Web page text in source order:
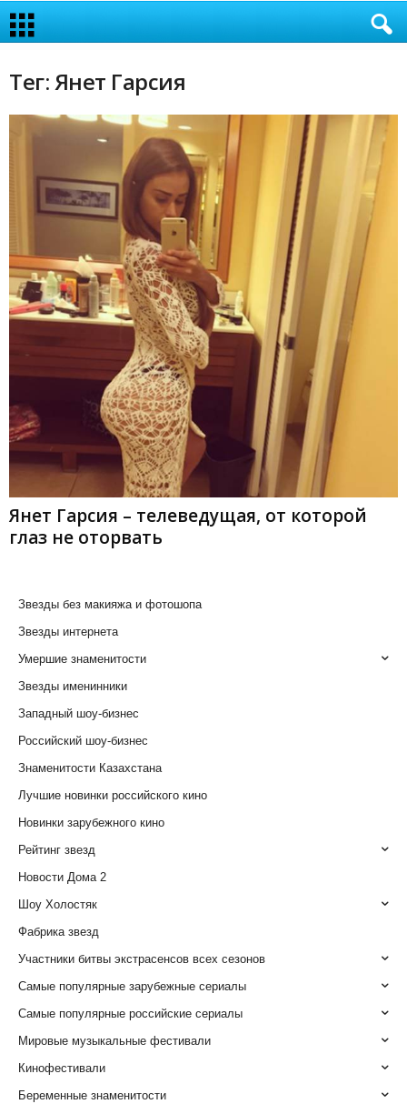
Тег: Янет Гарсия
Янет Гарсия – телеведущая, от которой
глаз не оторвать
Звезды без макияжа и фотошопа
Звезды интернета
Умершие знаменитости
Звезды именинники
Западный шоу-бизнес
Российский шоу-бизнес
Знаменитости Казахстана
Лучшие новинки российского кино
Новинки зарубежного кино
Рейтинг звезд
Новости Дома 2
Шоу Холостяк
Фабрика звезд
Участники битвы экстрасенсов всех сезонов
Самые популярные зарубежные сериалы
Самые популярные российские сериалы
Мировые музыкальные фестивали
Кинофестивали
Беременные знаменитости